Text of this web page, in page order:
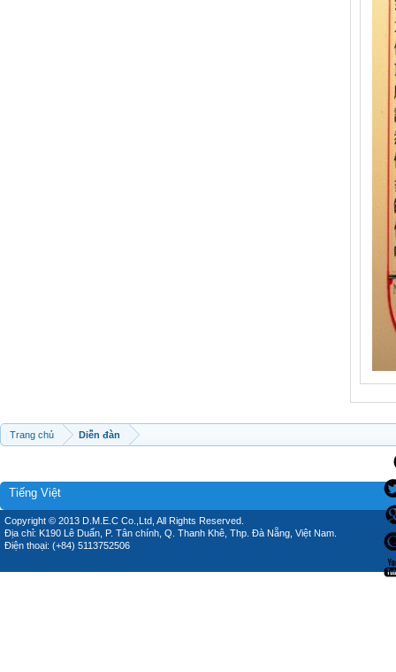
Trang chủ Diễn đàn
Tiếng Việt
Copyright © 2013 D.M.E.C Co.,Ltd, All Rights Reserved.
Địa chỉ: K190 Lê Duẩn, P. Tân chính, Q. Thanh Khê, Thp. Đà Nẵng, Việt Nam.
Điện thoại: (+84) 5113752506